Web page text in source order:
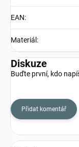
EAN:
Materiál :
Diskuze
Buďte první, kdo
Přidat komentář